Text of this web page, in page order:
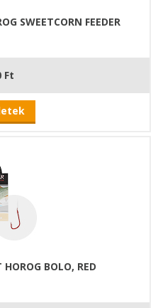
SWEETCORN FEEDER
Ft
BOLO, RED